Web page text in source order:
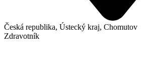
Česká republika, Ústecký kraj, Chomutov
Zdravotník